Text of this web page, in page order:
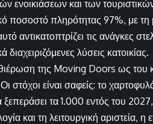
ενοικιάσεων και των
ποσοστό πληρότητας 97%, με τη
αντικατοπτρίζει τις ανάγκες
λύσεις κατοικίας.
της Moving Doors ως του
είναι σαφείς: το
τα 1.000 εντός του
και τη λειτουργική αριστεία, η